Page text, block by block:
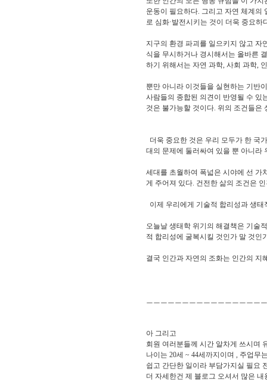
운동이 필요하다. 그리고 자연 체계의
로 심화·발전시키는 것이 더욱 중요하
지구의 환경 파괴를 일으키지 않고 자
식을 무시하거나 경시해서는 올바른
하기 위해서는 자연 과학, 사회 과학,
뿐만 아니라 이것들을 실현하는 기반
사람들의 종합된 의견이 반영될 수 있
것은 불가능할 것이다. 위의 조건들은
더욱 중요한 것은 우리 모두가 한 국
대의 문제에 둘러싸여 있을 뿐 아니라
세대를 초월하여 폭넓은 시야에 선 가
게 주어져 있다. 건전한 삶의 조건은
이제 우리에게 기술적 합리성과 생
오늘날 생태학 위기의 해결책은 기술
적 합리성에 굴복시킬 것인가 말 것인
결국 인간과 자연의 조화는 인간의 지
ㅡㅡㅡㅡㅡㅡㅡㅡㅡㅡㅡㅡㅡㅡㅡㅡ
아 그리고
회원 여러분들께 시간 알차게 쓰시며
나이는 20세 ~ 44세까지이며 , 주업무
쉽고 간단한 일이라 부담가지실 필요
더 자세한건 제 블로그 오셔서 많은